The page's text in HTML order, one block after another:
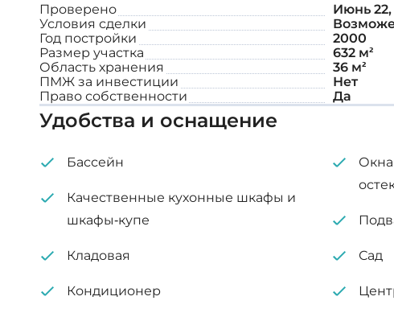
Дополнительные характеристики:
Полностью центральное отопление
кондиционирование воздуха
Частный бассейн
Кладовая
Проверено
Июнь 22,
Условия сделки
Год постройки
2000
Размер участка
632 м²
Область хранения
36 м²
ПМЖ за инвестиции
Нет
Право собственности
Да
Удобства и оснащение
Бассейн
Качественные кухонные шкафы и
шкафы-купе
Кладовая
Кондиционер
Сад